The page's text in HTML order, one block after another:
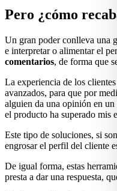
Pero ¿cómo
Un gran poder conlleva una
e interpretar o alimentar el
comentarios, de forma que
La experiencia de los
avanzados, para que por
alguien da una opinión en un
el producto ha superado mis
Este tipo de soluciones, si
engrosar el perfil del cliente
De igual forma, estas
presta a dar una respuesta,